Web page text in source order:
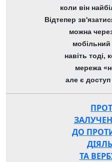
коли він
Відтепер
можна
мобільний
навіть тоді,
мережа
але є доступ
ДО
ТА